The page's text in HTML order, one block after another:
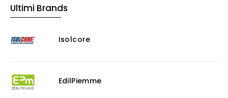
Ultimi Brands
Isolcore
EdilPiemme